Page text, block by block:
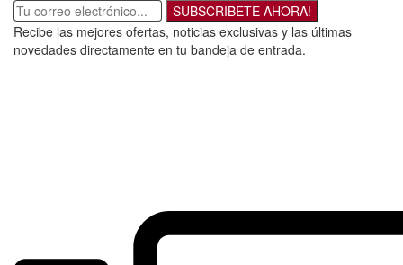
SUBSCRIBETE AHORA!
Recibe las mejores ofertas, noticias exclusivas y las últimas
novedades directamente en tu bandeja de entrada.